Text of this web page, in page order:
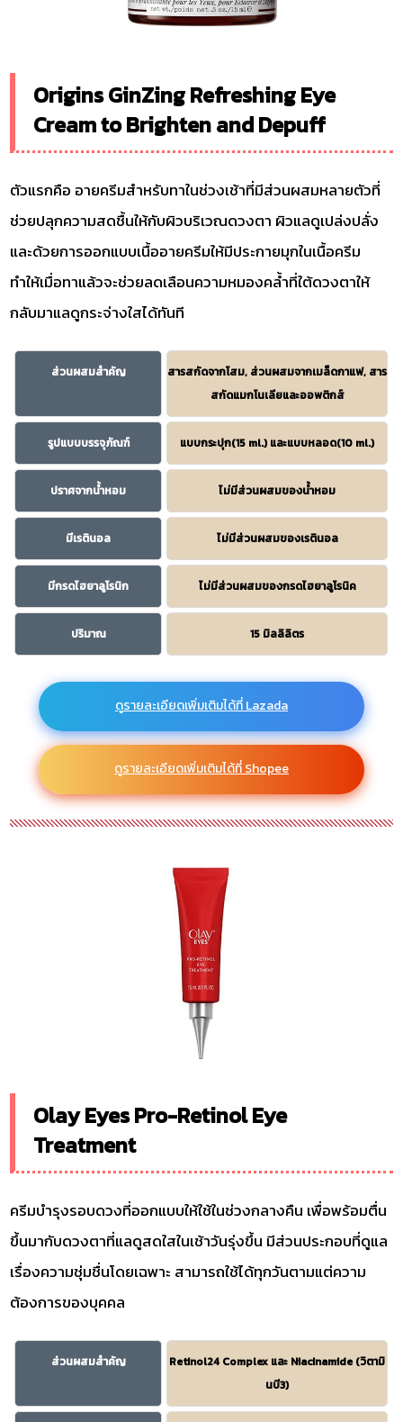
Origins GinZing Refreshing Eye
Cream to Brighten and Depuff
ตัวแรกคือ อายครีมสำหรับทาในช่วงเช้าที่มีส่วนผสมหลายตัวที่
ช่วยปลุกความสดชื้นให้กับผิวบริเวณดวงตา ผิวแลดูเปล่งปลั่ง
และด้วยการออกแบบเนื้ออายครีมให้มีประกายมุกในเนื้อครีม
ทำให้เมื่อทาแล้วจะช่วยลดเลือนความหมองคล้ำที่ใต้ดวงตาให้
กลับมาแลดูกระจ่างใสได้ทันที
ส่วนผสมสำคัญ
สารสกัดจากโสม, ส่วนผสมจากเมล็ดกาแฟ, สาร
สกัดแมกโนเลียและออพติกส์
รูปแบบบรรจุภัณฑ์ แบบกระปุก(15 ml.) และแบบหลอด(10 ml.)
ปราศจากน้ำหอม ไม่มีส่วนผสมของน้ำหอม
มีเรตินอล ไม่มีส่วนผสมของเรตินอล
มีกรดไฮยาลูโรนิก ไม่มีส่วนผสมของกรดไฮยาลูโรนิค
ปริมาณ 15 มิลลิลิตร
ดูรายละเอียดเพิ่มเติมได้ที่ Lazada
ดูรายละเอียดเพิ่มเติมได้ที่ Shopee
Olay Eyes Pro-Retinol Eye
Treatment
ครีมบำรุงรอบดวงที่ออกแบบให้ใช้ในช่วงกลางคืน เพื่อพร้อมตื่น
ขึ้นมากับดวงตาที่แลดูสดใสในเช้าวันรุ่งขึ้น มีส่วนประกอบที่ดูแล
เรื่องความชุ่มชื่นโดยเฉพาะ สามารถใช้ได้ทุกวันตามแต่ความ
ต้องการของบุคคล
ส่วนผสมสำคัญ
Retinol24 Complex และ Niacinamide (วิตามิ
นบี3)